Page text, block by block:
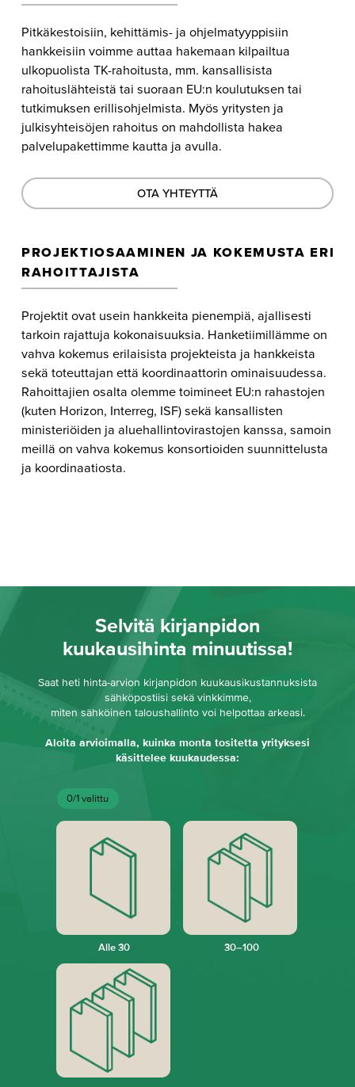
Pitkäkestoisiin, kehittämis- ja ohjelmatyyppisiin
hankkeisiin voimme auttaa hakemaan kilpailtua
ulkopuolista TK-rahoitusta, mm. kansallisista
rahoituslähteistä tai suoraan EU:n koulutuksen tai
tutkimuksen erillisohjelmista. Myös yritysten ja
julkisyhteisöjen rahoitus on mahdollista hakea
palvelupakettimme kautta ja avulla.
OTA YHTEYTTÄ
PROJEKTIOSAAMINEN JA KOKEMUSTA ERI
RAHOITTAJISTA
Projektit ovat usein hankkeita pienempiä, ajallisesti
tarkoin rajattuja kokonaisuuksia. Hanketiimillämme on
vahva kokemus erilaisista projekteista ja hankkeista
sekä toteuttajan että koordinaattorin ominaisuudessa.
Rahoittajien osalta olemme toimineet EU:n rahastojen
(kuten Horizon, Interreg, ISF) sekä kansallisten
ministeriöiden ja aluehallintovirastojen kanssa, samoin
meillä on vahva kokemus konsortioiden suunnittelusta
ja koordinaatiosta.